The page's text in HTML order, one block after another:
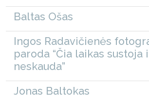
Baltas Ošas
Ingos Radavičienės
paroda “Čia laikas sustoja
neskauda”
Jonas Baltokas